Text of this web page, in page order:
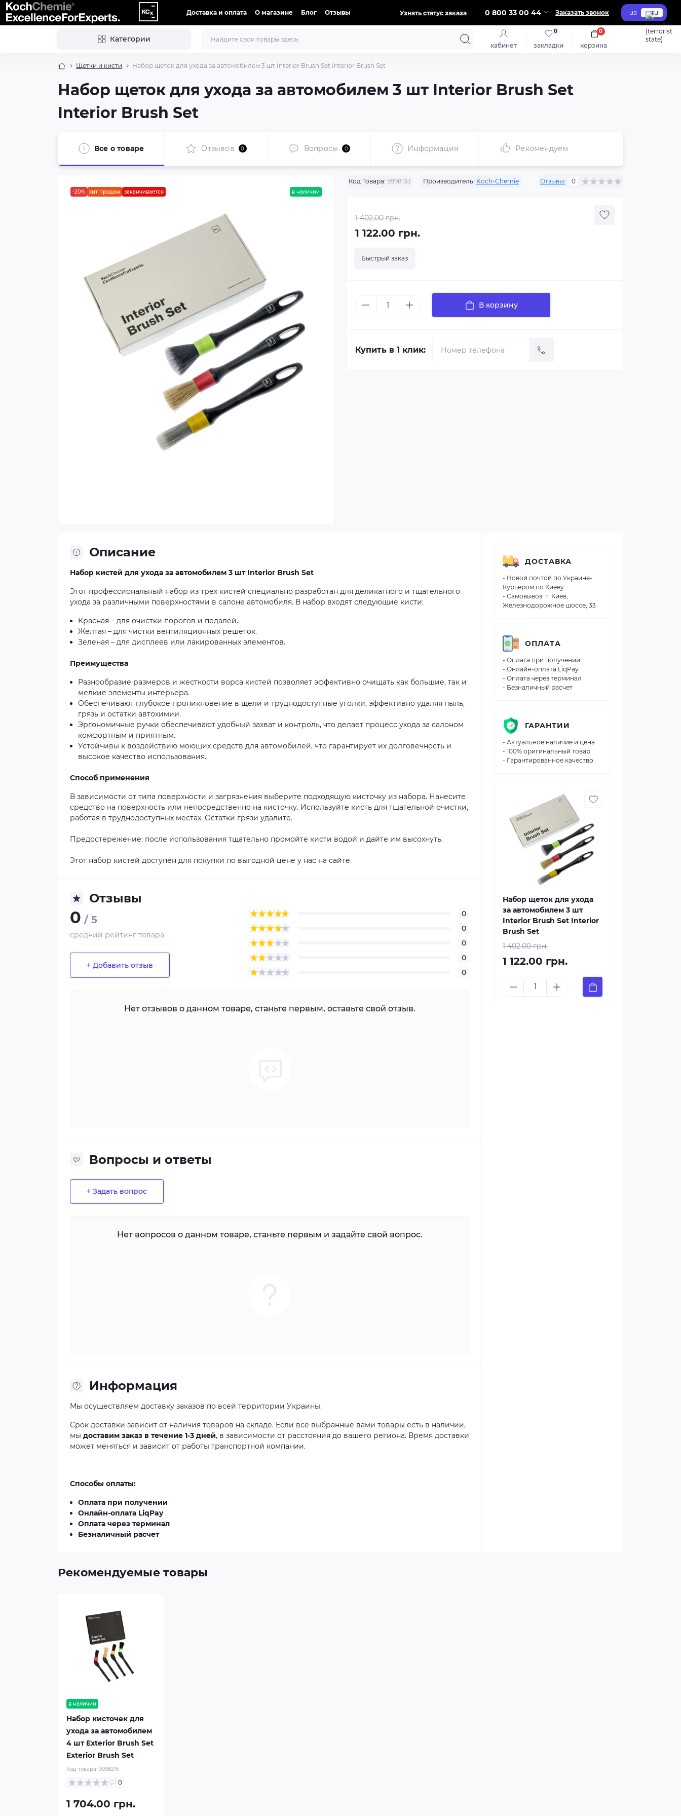
Доставка и оплата О магазине Блог Отзывы Узнать статус заказа 0 800 33 00 44 Заказать звонок ua ru
Категории
кабинет закладки
0
корзина
0
Щетки и кисти Набор щеток для ухода за автомобилем 3 шт Interior Brush Set Interior Brush Set
Набор щеток для ухода за автомобилем 3 шт Interior Brush Set
Interior Brush Set
Все о товаре Отзывов 0 Вопросы 0 Информация Рекомендуем
-20% хит продаж заканчивается в наличии
Код Товара: 9998133 Производитель: Koch-Chemie Отзывы: 0
1 402.00 грн.
1 122.00 грн.
Быстрый заказ
В корзину
Купить в 1 клик:
Описание
Набор кистей для ухода за автомобилем 3 шт Interior Brush Set
Этот профессиональный набор из трех кистей специально разработан для деликатного и тщательного
ухода за различными поверхностями в салоне автомобиля. В набор входят следующие кисти:
Красная – для очистки порогов и педалей.
Желтая – для чистки вентиляционных решеток.
Зеленая – для дисплеев или лакированных элементов.
Преимущества
Разнообразие размеров и жесткости ворса кистей позволяет эффективно очищать как большие, так и
мелкие элементы интерьера.
Обеспечивают глубокое проникновение в щели и труднодоступные уголки, эффективно удаляя пыль,
грязь и остатки автохимии.
Эргономичные ручки обеспечивают удобный захват и контроль, что делает процесс ухода за салоном
комфортным и приятным.
Устойчивы к воздействию моющих средств для автомобилей, что гарантирует их долговечность и
высокое качество использования.
Способ применения
В зависимости от типа поверхности и загрязнения выберите подходящую кисточку из набора. Нанесите
средство на поверхность или непосредственно на кисточку. Используйте кисть для тщательной очистки,
работая в труднодоступных местах. Остатки грязи удалите.
Предостережение: после использования тщательно промойте кисти водой и дайте им высохнуть.
Этот набор кистей доступен для покупки по выгодной цене у нас на сайте.
Отзывы
0 / 5
средний рейтинг товара
+ Добавить отзыв
0
0
0
0
0
Нет отзывов о данном товаре, станьте первым, оставьте свой отзыв.
Вопросы и ответы
+ Задать вопрос
Нет вопросов о данном товаре, станьте первым и задайте свой вопрос.
Информация
Мы осуществляем доставку заказов по всей территории Украины.
Срок доставки зависит от наличия товаров на складе. Если все выбранные вами товары есть в наличии,
мы доставим заказ в течение 1-3 дней, в зависимости от расстояния до вашего региона. Время доставки
может меняться и зависит от работы транспортной компании.
Способы оплаты:
Оплата при получении
Онлайн-оплата LiqPay
Оплата через терминал
Безналичный расчет
ДОСТАВКА
- Новой почтой по Украине-
Курьером по Киеву
- Самовывоз: г. Киев,
Железнодорожное шоссе, 33
ОПЛАТА
- Оплата при получении
- Онлайн-оплата LiqPay
- Оплата через терминал
- Безналичный расчет
ГАРАНТИИ
- Актуальное наличие и цена
- 100% оригинальный товар
- Гарантированное качество
Набор щеток для ухода
за автомобилем 3 шт
Interior Brush Set Interior
Brush Set
1 402.00 грн.
1 122.00 грн.
Рекомендуемые товары
в наличии
Набор кисточек для
ухода за автомобилем
4 шт Exterior Brush Set
Exterior Brush Set
Код товара: 9998215
0
1 704.00 грн.